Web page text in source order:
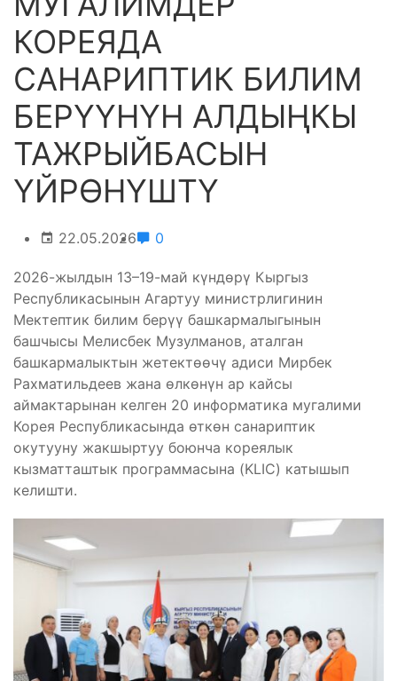
КОРЕЯДА
САНАРИПТИК БИЛИМ
БЕРҮҮНҮН АЛДЫҢКЫ
ТАЖРЫЙБАСЫН
ҮЙРӨНҮШТҮ
22.05.2026 0
2026-жылдын 13–19-май күндөрү Кыргыз
Республикасынын Агартуу министрлигинин
Мектептик билим берүү башкармалыгынын
башчысы Мелисбек Музулманов, аталган
башкармалыктын жетектөөчү адиси Мирбек
Рахматильдеев жана өлкөнүн ар кайсы
аймактарынан келген 20 информатика мугалими
Корея Республикасында өткөн санариптик
окутууну жакшыртуу боюнча кореялык
кызматташтык программасына (KLIC) катышып
келишти.